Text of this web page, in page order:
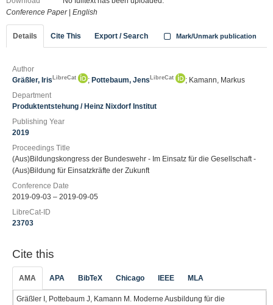
Conference Paper| English
Details Cite This Export / Search Mark/Unmark publication
Author
Gräßler, Iris LibreCat ; Pottebaum, Jens LibreCat
; Kamann, Markus
Department
Produktentstehung / Heinz Nixdorf Institut
Publishing Year
2019
Proceedings Title
(Aus)Bildungskongress der Bundeswehr - Im Einsatz für die Gesellschaft -
(Aus)Bildung für Einsatzkräfte der Zukunft
Conference Date
2019-09-03 – 2019-09-05
LibreCat-ID
23703
Cite this
AMA APA BibTeX Chicago IEEE MLA
Gräßler I, Pottebaum J, Kamann M. Moderne Ausbildung für die